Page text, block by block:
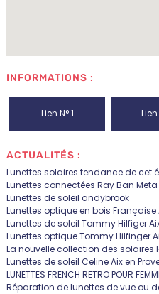
INFORMATIONS :
Lien N° 1 Lien
ACTUALITÉS :
Lunettes solaires tendance de cet
Lunettes connectées Ray Ban Meta
Lunettes de soleil andybrook
Lunettes optique en bois Française
Lunettes de soleil Tommy Hilfiger
Lunettes optique Tommy Hilfinger
La nouvelle collection des solaires
Lunettes de soleil Celine Aix en
LUNETTES FRENCH RETRO POUR
Réparation de lunettes de vue ou